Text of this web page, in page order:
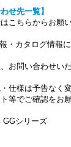
せ先一覧】
ちらからお願い
カタログ情報に
問い合わせいた
様は予告なく変
でご確認をお願
GGシリーズ